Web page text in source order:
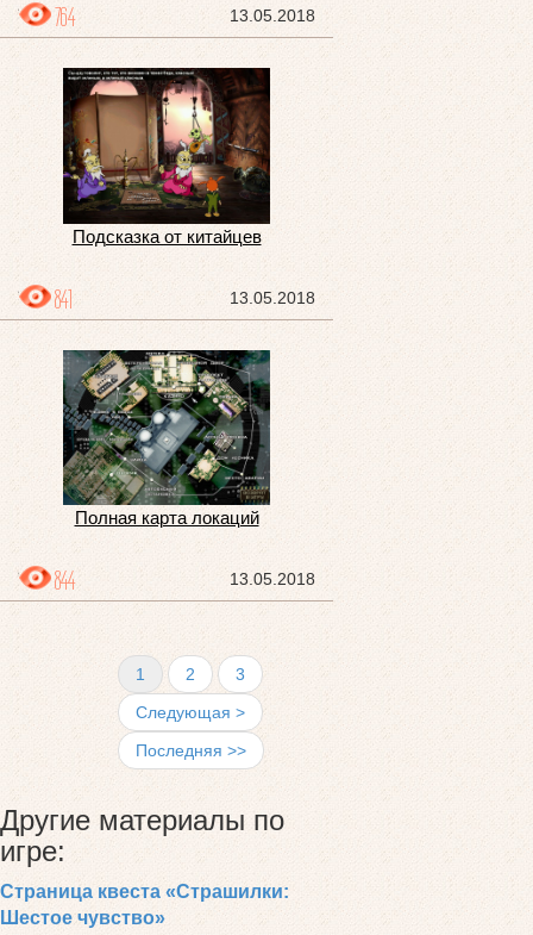
13.05.2018
764
Подсказка от китайцев
13.05.2018
841
Полная карта локаций
13.05.2018
844
1 2
3
Следующая >
Последняя >>
Другие материалы по
игре:
Страница квеста «Страшилки:
Шестое чувство»